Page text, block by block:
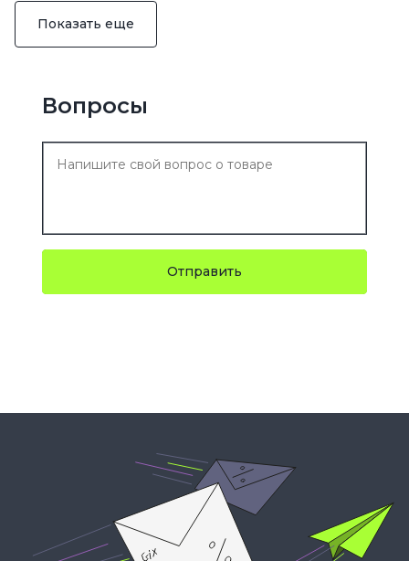
Показать еще
Вопросы
Отправить